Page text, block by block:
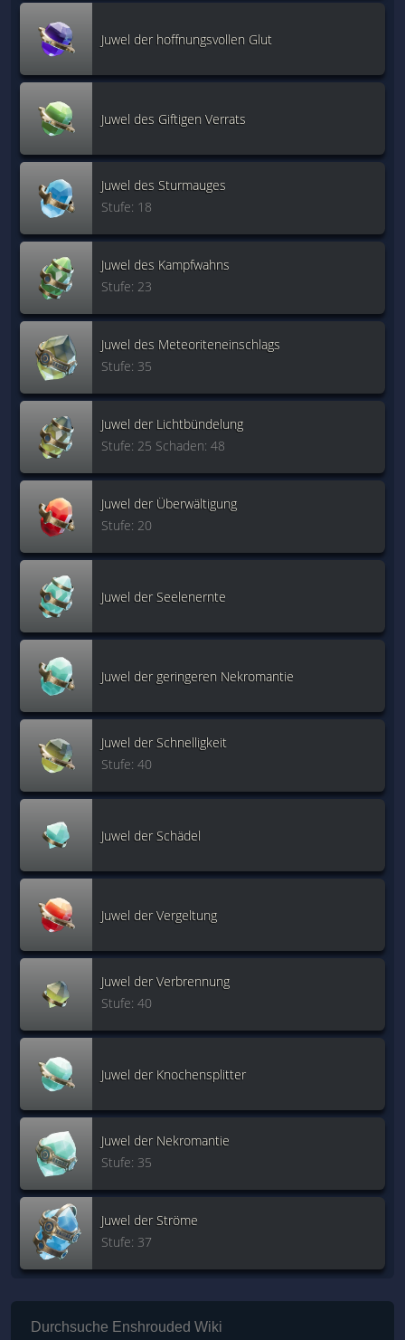
Juwel der hoffnungsvollen Glut
Juwel des Giftigen Verrats
Juwel des Sturmauges
Stufe: 18
Juwel des Kampfwahns
Stufe: 23
Juwel des Meteoriteneinschlags
Stufe: 35
Juwel der Lichtbündelung
Stufe: 25 Schaden: 48
Juwel der Überwältigung
Stufe: 20
Juwel der Seelenernte
Juwel der geringeren Nekromantie
Juwel der Schnelligkeit
Stufe: 40
Juwel der Schädel
Juwel der Vergeltung
Juwel der Verbrennung
Stufe: 40
Juwel der Knochensplitter
Juwel der Nekromantie
Stufe: 35
Juwel der Ströme
Stufe: 37